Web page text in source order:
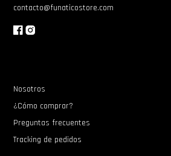
contacto@funaticostore.com
Nosotros
¿Cómo comprar?
Preguntas frecuentes
Tracking de pedidos